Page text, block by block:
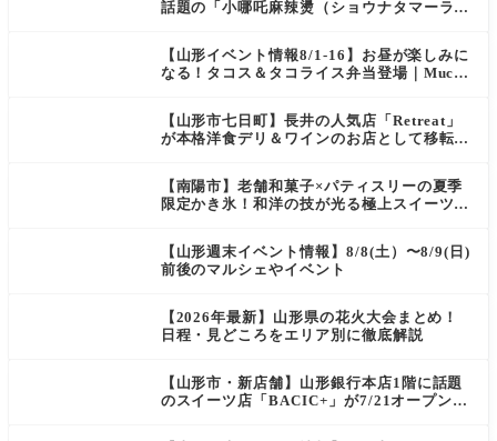
話題の「小哪吒麻辣燙（ショウナタマーラー
【山形イベント情報8/1-16】お昼が楽しみに
なる！タコス＆タコライス弁当登場｜Mucha
【山形市七日町】長井の人気店「Retreat」
が本格洋食デリ＆ワインのお店として移転オ
【南陽市】老舗和菓子×パティスリーの夏季
限定かき氷！和洋の技が光る極上スイーツ｜
【山形週末イベント情報】8/8(土）〜8/9(日)
前後のマルシェやイベント
【2026年最新】山形県の花火大会まとめ！
日程・見どころをエリア別に徹底解説
【山形市・新店舗】山形銀行本店1階に話題
のスイーツ店「BACIC+」が7/21オープン！